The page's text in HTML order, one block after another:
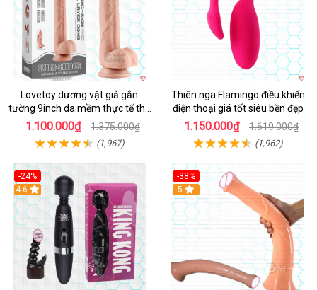
Lovetoy dương vật giả gắn
tường 9inch da mềm thực tế thú
vị
1.100.000₫ 1.375.000₫
(1,967)
Thiên nga Flamingo điều khiển
điện thoại giá tốt siêu bền đẹp
1.150.000₫ 1.619.000₫
(1,962)
-24%
4.6
-38%
Hot
5